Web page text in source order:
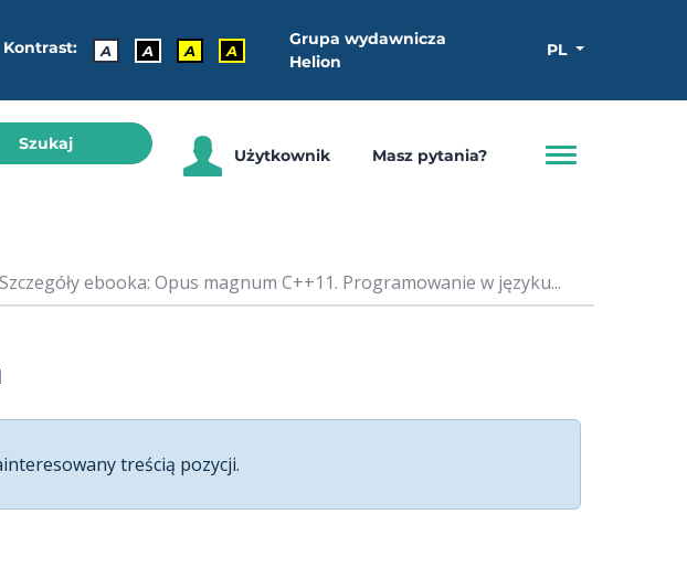
Kontrast: A A A A
Grupa wydawnicza
Helion
PL
Szukaj
Użytkownik Masz pytania?
Szczegóły ebooka: Opus magnum C++11. Programowanie w języku...
treścią pozycji.